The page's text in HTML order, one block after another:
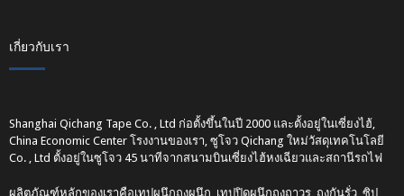
เกี่ยวกับเรา
Shanghai Qichang Tape Co. , Ltd ก่อตั้งขึ้นในปี 2000 และตั้งอยู่ในเซี่ยงไฮ้,
China Economic Center โรงงานของเรา, ซูโจว Qichang ใหม่วัสดุเทคโนโลยี
Co. , Ltd ตั้งอยู่ในซูโจว 45 นาทีจากสนามบินเซี่ยงไฮ้หงเฉียวและสถานีรถไฟ
ผลิตภัณฑ์หลักของเราคือเทปผนึกถุงผนึก, เทปปิดผนึกถุงถาวร, ถุงกันรั่ว, ซิป